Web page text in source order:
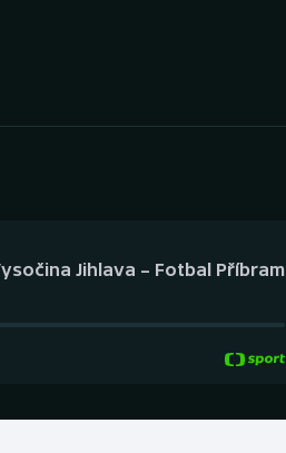
Plážový volejbalJihlava – Fotbal Příbram